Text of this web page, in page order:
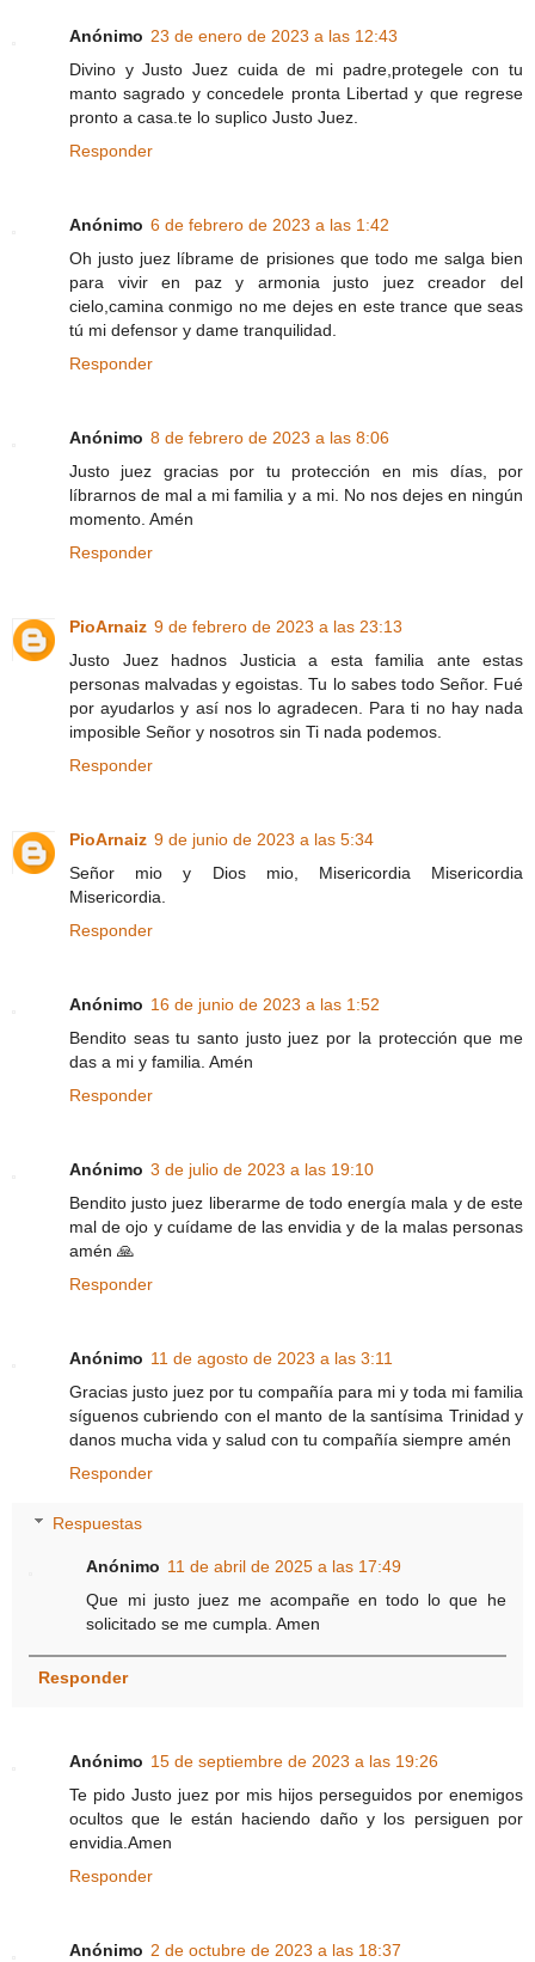
Anónimo 23 de enero de 2023 a las 12:43
Divino y Justo Juez cuida de mi padre,protegele con tu
manto sagrado y concedele pronta Libertad y que regrese
pronto a casa.te lo suplico Justo Juez.
Responder
Anónimo 6 de febrero de 2023 a las 1:42
Oh justo juez líbrame de prisiones que todo me salga bien
para vivir en paz y armonia justo juez creador del
cielo,camina conmigo no me dejes en este trance que seas
tú mi defensor y dame tranquilidad.
Responder
Anónimo 8 de febrero de 2023 a las 8:06
Justo juez gracias por tu protección en mis días, por
líbrarnos de mal a mi familia y a mi. No nos dejes en ningún
momento. Amén
Responder
PioArnaiz 9 de febrero de 2023 a las 23:13
Justo Juez hadnos Justicia a esta familia ante estas
personas malvadas y egoistas. Tu lo sabes todo Señor. Fué
por ayudarlos y así nos lo agradecen. Para ti no hay nada
imposible Señor y nosotros sin Ti nada podemos.
Responder
PioArnaiz 9 de junio de 2023 a las 5:34
Señor mio y Dios mio, Misericordia Misericordia
Misericordia.
Responder
Anónimo 16 de junio de 2023 a las 1:52
Bendito seas tu santo justo juez por la protección que me
das a mi y familia. Amén
Responder
Anónimo 3 de julio de 2023 a las 19:10
Bendito justo juez liberarme de todo energía mala y de este
mal de ojo y cuídame de las envidia y de la malas personas
amén 🙏
Responder
Anónimo 11 de agosto de 2023 a las 3:11
Gracias justo juez por tu compañía para mi y toda mi familia
síguenos cubriendo con el manto de la santísima Trinidad y
danos mucha vida y salud con tu compañía siempre amén
Responder
Respuestas
Anónimo 11 de abril de 2025 a las 17:49
Que mi justo juez me acompañe en todo lo que he
solicitado se me cumpla. Amen
Responder
Anónimo 15 de septiembre de 2023 a las 19:26
Te pido Justo juez por mis hijos perseguidos por enemigos
ocultos que le están haciendo daño y los persiguen por
envidia.Amen
Responder
Anónimo 2 de octubre de 2023 a las 18:37